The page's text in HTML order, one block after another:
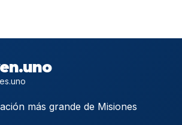
más grande de Misiones